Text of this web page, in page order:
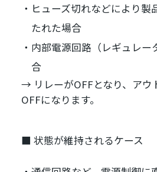
ヒューズ切れなどにより製
たれた場合
内部電源回路（レギュレー
合
→ リレーがOFFとなり、アウ
OFFになります。
■ 状態が維持されるケース